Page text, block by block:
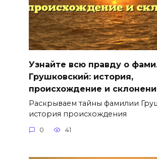
Узнайте всю правду о
Грушковский: история,
происхождение и
Раскрываем тайны фамилии
история происхождения
0 41